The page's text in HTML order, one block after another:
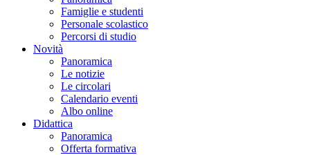
Famiglie e studenti
Personale scolastico
Percorsi di studio
Novità
Panoramica
Le notizie
Le circolari
Calendario eventi
Albo online
Didattica
Panoramica
Offerta formativa